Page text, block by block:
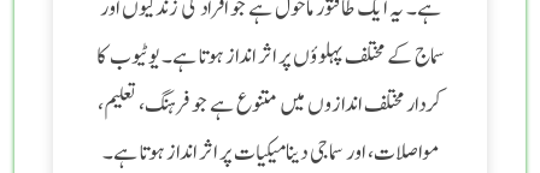
ہے۔ یہ ایک طاقتور ماحول ہے جو افراد کی زندگیوں اور
سماج کے مختلف پہلوؤں پر اثر انداز ہوتا ہے۔ یوٹیوب کا
کردار مختلف اندازوں میں متنوع ہے جو فرہنگ، تعلیم،
مواصلات، اور سماجی دینامیکیات پر اثر انداز ہوتا ہے۔